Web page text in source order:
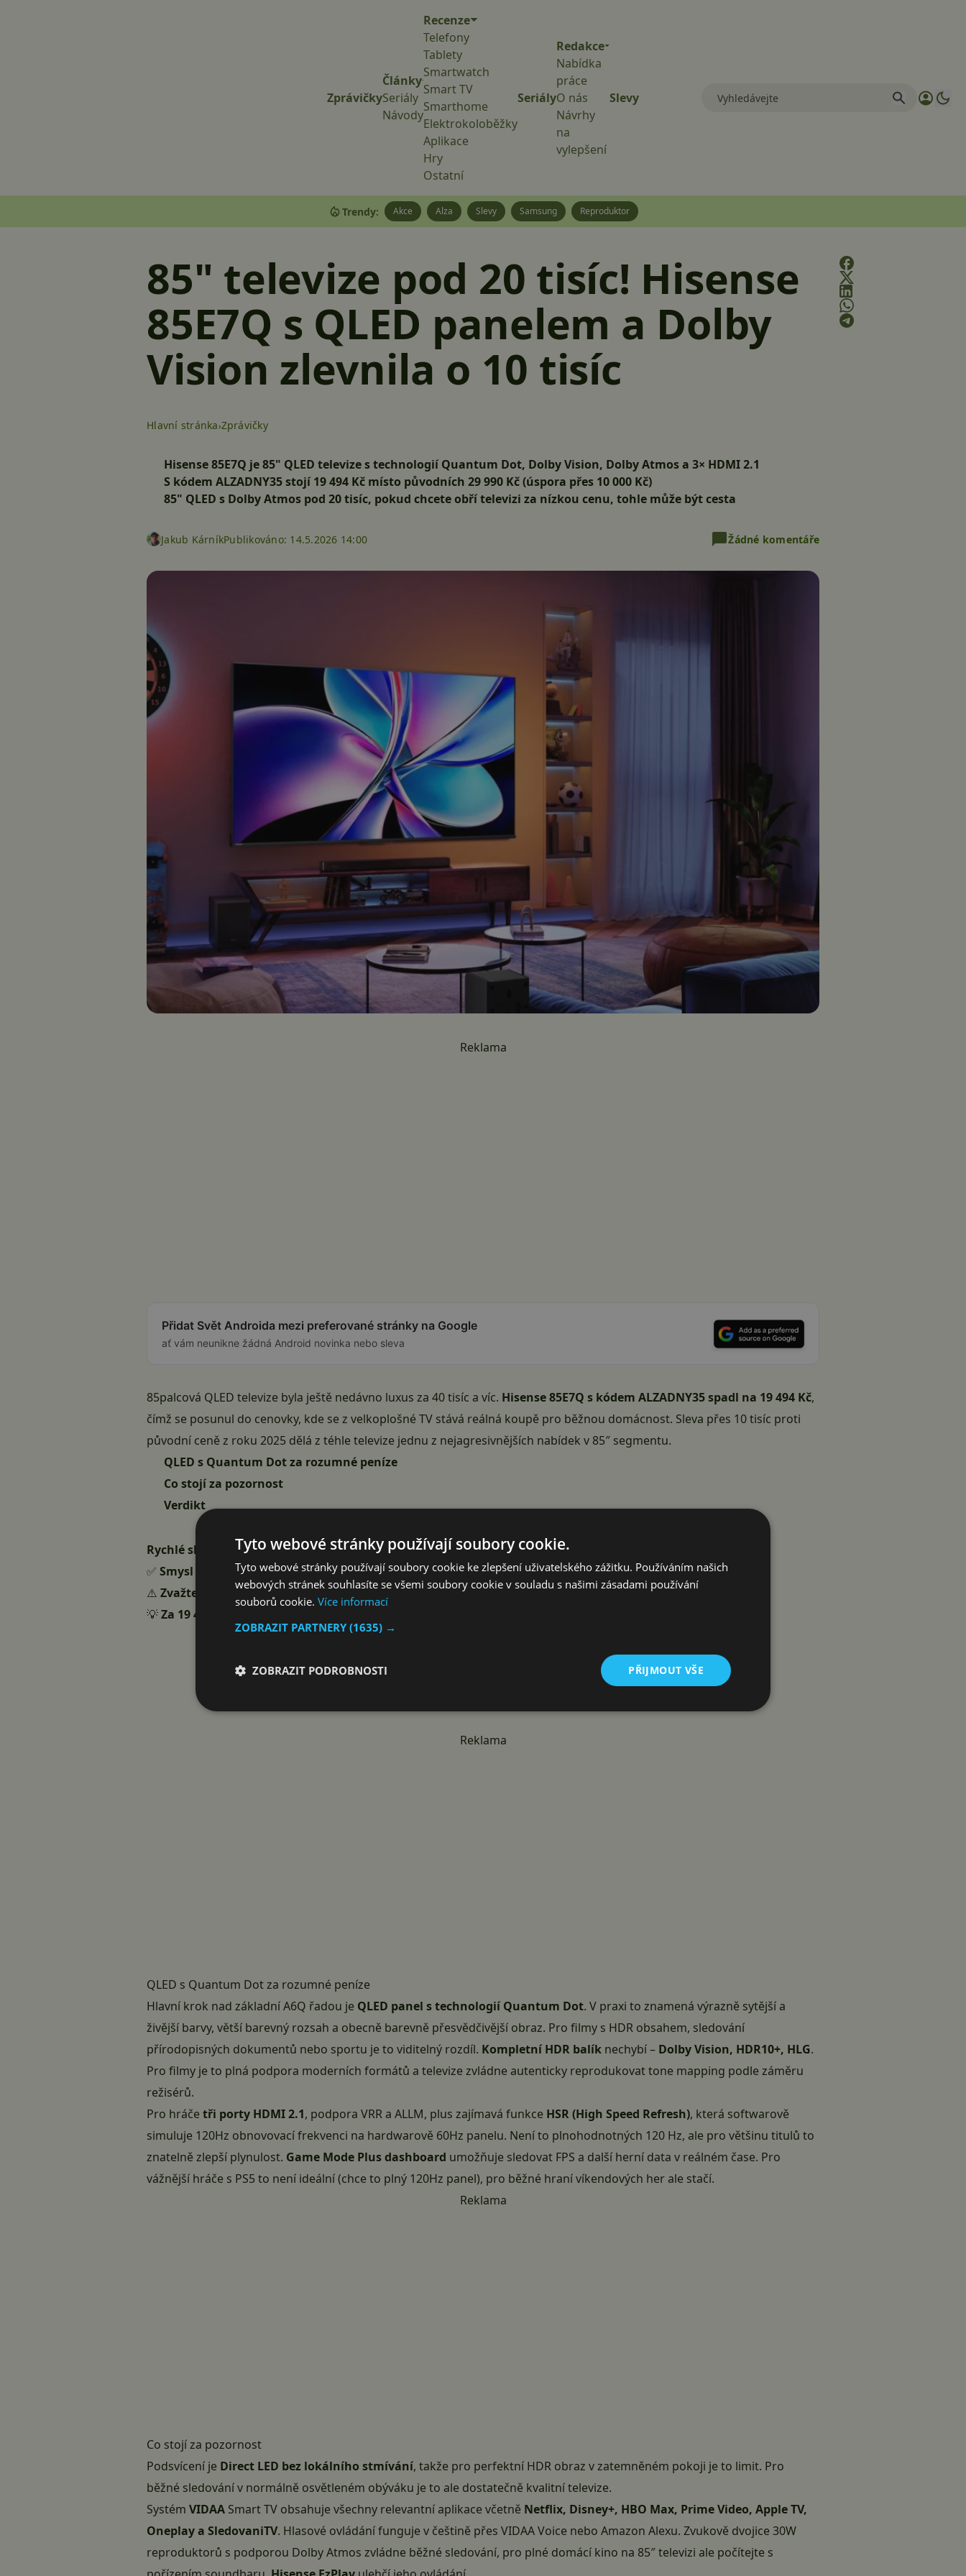
Zprávičky
Články
Seriály
Návody
Recenze
Telefony
Tablety
Smartwatch
Smart TV
Smarthome
Elektrokoloběžky
Aplikace
Hry
Ostatní
Seriály
Redakce
Nabídka
práce
O nás
Návrhy
na
vylepšení
Slevy
Trendy: Akce Alza Slevy Samsung Reproduktor
85" televize pod 20 tisíc! Hisense
85E7Q s QLED panelem a Dolby
Vision zlevnila o 10 tisíc
Hlavní stránka Zprávičky
Hisense 85E7Q je 85" QLED televize s technologií Quantum Dot, Dolby Vision, Dolby Atmos a 3× HDMI 2.1
S kódem ALZADNY35stojí19 494 Kč místo původních 29 990 Kč (úspora přes 10 000 Kč)
85" QLED s Dolby Atmos pod 20 tisíc, pokud chcete obří televizi za nízkou cenu, tohle může být cesta
Jakub KárníkPublikováno: 14.5.2026 14:00 Žádné komentáře
Reklama
Přidat Svět Androida mezi preferované stránky na Google
ať vám neunikne žádná Android novinka nebo sleva
85palcová QLED televize byla ještě nedávno luxus za 40 tisíc a víc. Hisense 85E7Q s kódem ALZADNY35 spadl na 19 494 Kč,
čímž se posunul do cenovky, kde se z velkoplošné TV stává reálná koupě pro běžnou domácnost. Sleva přes 10 tisíc proti
původní ceně z roku 2025 dělá z téhle televize jednu z nejagresivnějších nabídek v 85″ segmentu.
QLED s Quantum Dot za rozumné peníze
Co stojí za pozornost
Verdikt
Rychlé shrnutí:
✅ Smysl dává
, pokud máte velký obývák a chcete domácí kino s živými barvami pro filmy, sport a streaming.
⚠️ Zvažte
, pokud potřebujete plný 120Hz panel pro hraní na PS5 a Xboxu – tady je jen 60 Hz
💡Za 19 494 Kč
Reklama
QLED s Quantum Dot za rozumné peníze
Hlavní krok nad základní A6Q řadou je QLED panel s technologií Quantum Dot. V praxi to znamená výrazně sytější a
živější barvy, větší barevný rozsah a obecně barevně přesvědčivější obraz. Pro filmy s HDR obsahem, sledování
přírodopisných dokumentů nebo sportu je to viditelný rozdíl. Kompletní HDR balík nechybí – Dolby Vision, HDR10+, HLG.
Pro filmy je to plná podpora moderních formátů a televize zvládne autenticky reprodukovat tone mapping podle záměru
režisérů.
Pro hráčetři porty HDMI 2.1, podpora VRR a ALLM, plus zajímavá funkce HSR (High Speed Refresh), která softwarově
simuluje 120Hz obnovovací frekvenci na hardwarově 60Hz panelu. Není to plnohodnotných 120 Hz, ale pro většinu titulů to
znatelně zlepší plynulost. Game Mode Plus dashboard umožňuje sledovat FPS a další herní data v reálném čase. Pro
vážnější hráče s PS5 to není ideální (chce to plný 120Hz panel), pro běžné hraní víkendových her ale stačí.
Reklama
Co stojí za pozornost
Podsvícení je Direct LED bez lokálního stmívání, takže pro perfektní HDR obraz v zatemněném pokoji je to limit. Pro
běžné sledování v normálně osvětleném obýváku je to ale dostatečně kvalitní televize.
Systém VIDAA Smart TV obsahuje všechny relevantní aplikace včetně Netflix, Disney+, HBO Max, Prime Video, Apple TV,
Oneplay a SledovaniTV. Hlasové ovládání funguje v češtině přes VIDAA Voice nebo Amazon Alexu. Zvukově dvojice 30W
reproduktorů s podporou Dolby Atmos zvládne běžné sledování, pro plné domácí kino na 85″ televizi ale počítejte s
Tyto webové stránky používají soubory cookie.
Tyto webové stránky používají soubory cookie ke zlepšení uživatelského zážitku. Používáním našich
webových stránek souhlasíte se všemi soubory cookie v souladu s našimi zásadami používání
souborů cookie. Více informací
ZOBRAZIT PARTNERY(1635) →
PŘIJMOUT VŠE
ZOBRAZIT PODROBNOSTI